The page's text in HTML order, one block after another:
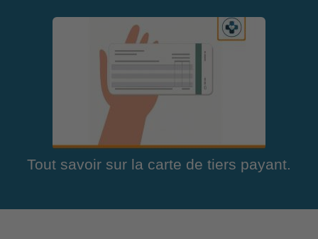
Tout savoir sur la carte de tiers payant.